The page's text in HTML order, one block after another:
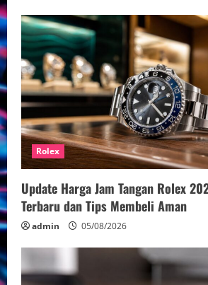
Rolex
Update Harga Jam Tangan Rolex
Terbaru dan Tips Membeli Aman
admin 05/08/2026